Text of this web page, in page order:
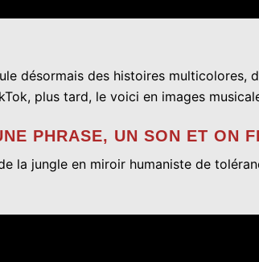
désormais des histoires multicolores,
plus tard, le voici en images
PHRASE, UN SON ET ON
la jungle en miroir humaniste de